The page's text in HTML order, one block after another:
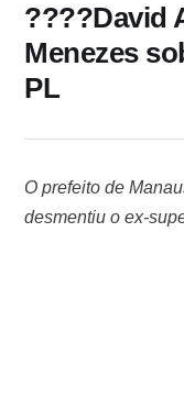
????David
Menezes
PL
O prefeito de
desmentiu o ex-